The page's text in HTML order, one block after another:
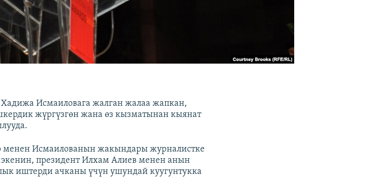
Хадижа Исмаиловага жалган жалаа жапкан,
жүргүзгөн жана өз кызматынан кыянат
менен Исмаилованын жакындары журналистке
экенин, президент Илхам Алиев менен анын
иштерди ачканы үчүн ушундай куугунтукка